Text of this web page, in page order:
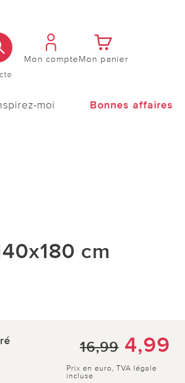
Mon compteMon panier
moi Bonnes affaires
cm
16,99 4,99
Prix en euro, TVA légale
incluse